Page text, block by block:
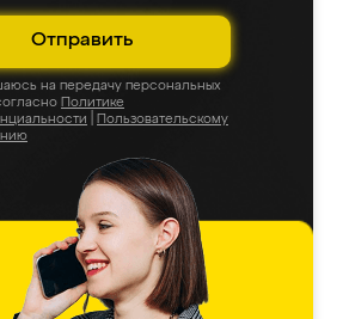
Отправить
на передачу персональных
Политике
Пользовательскому